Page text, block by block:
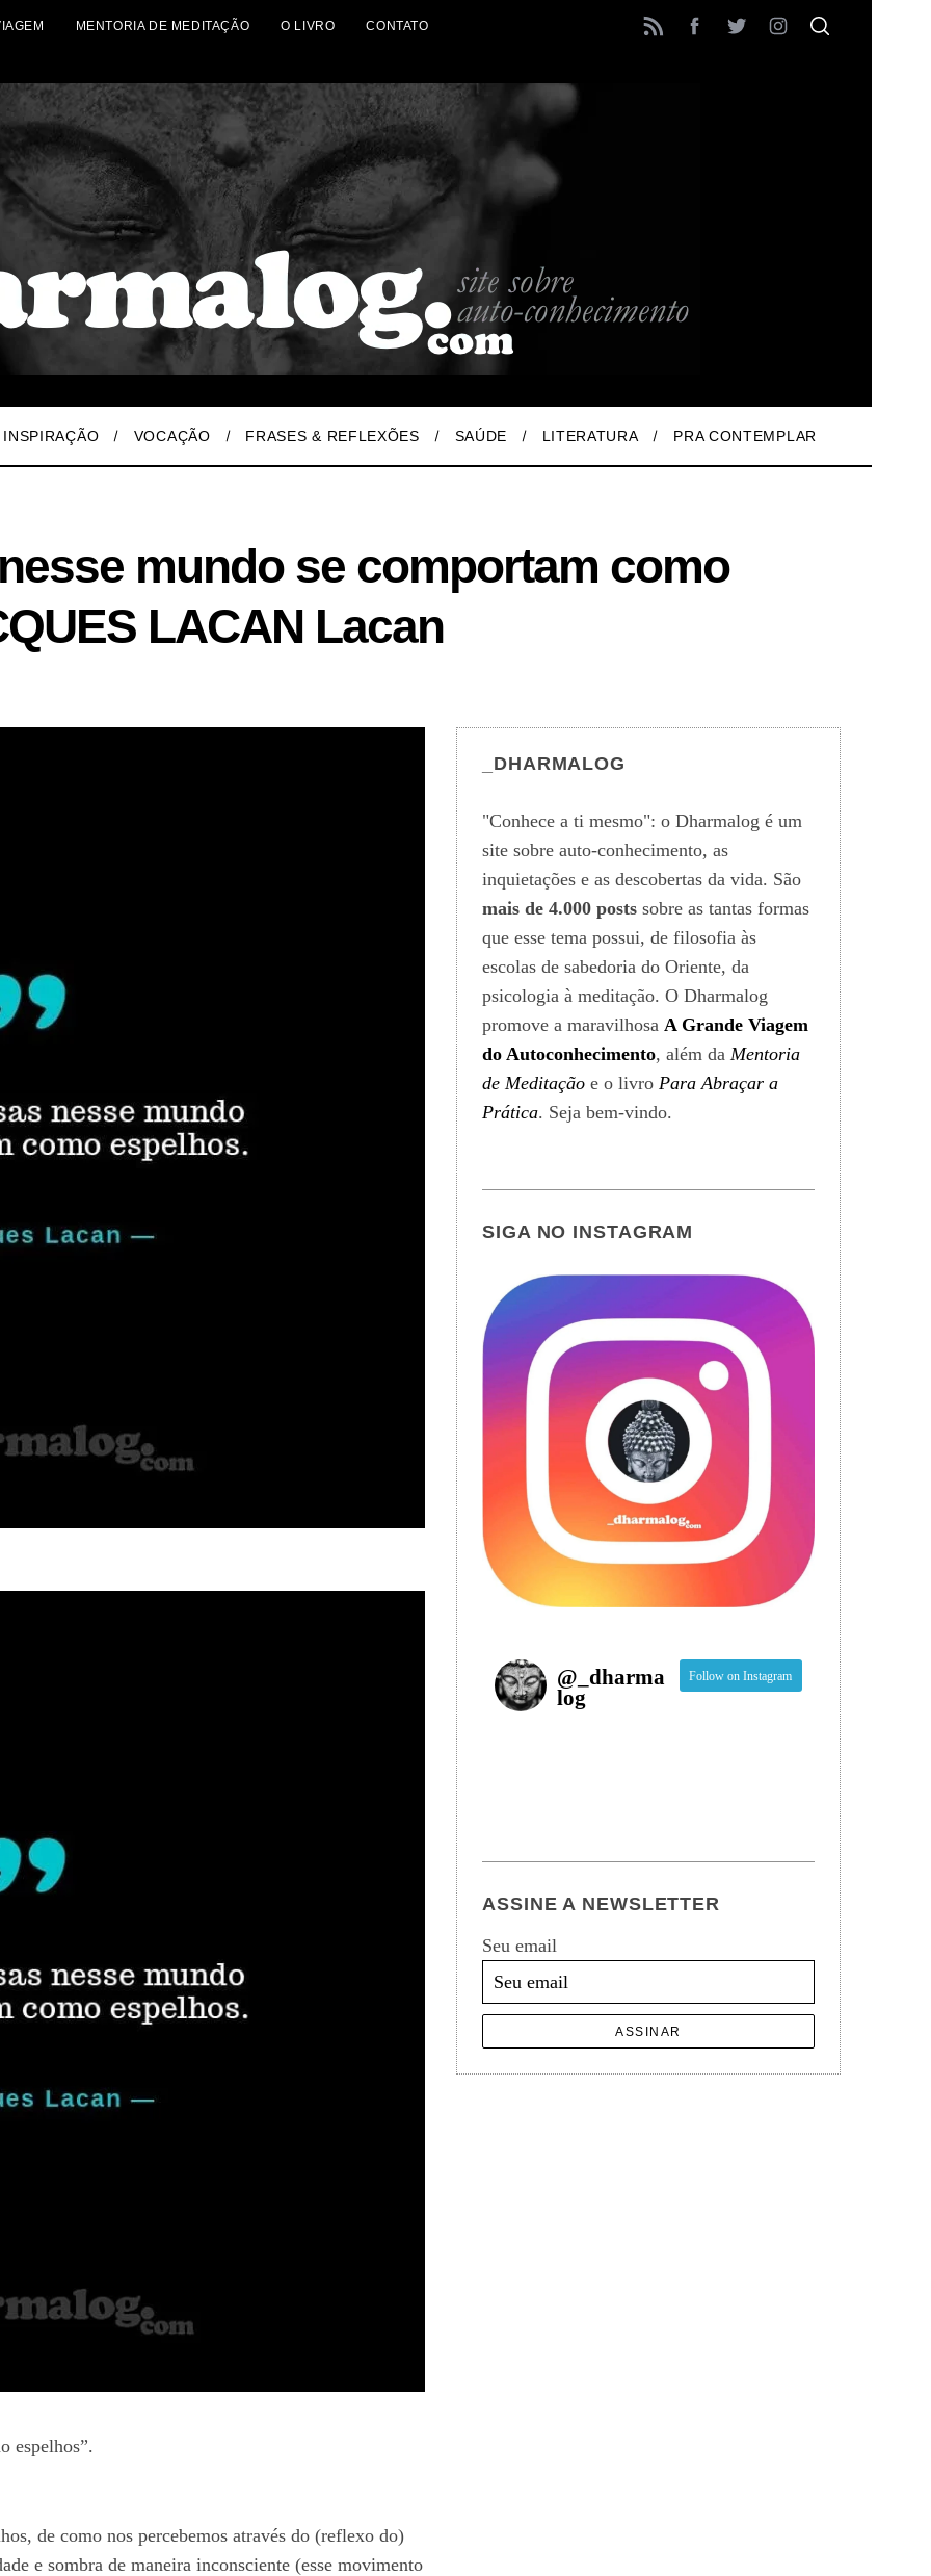
MENTORIA DE MEDITAÇÃO O LIVRO CONTATO
INSPIRAÇÃO VOCAÇÃO FRASES & REFLEXÕES SAÚDE LITERATURA PRA CONTEMPLAR
mundo se comportam como
LACAN Lacan
espelhos”.
de como nos percebemos através do (reflexo do)
e sombra de maneira inconsciente (esse movimento
_DHARMALOG
"Conhece a ti mesmo": o Dharmalog é um
site sobre auto-conhecimento, as
inquietações e as descobertas da vida. São
mais de 4.000 posts sobre as tantas formas
que esse tema possui, de filosofia às
escolas de sabedoria do Oriente, da
psicologia à meditação. O Dharmalog
promove a maravilhosa A Grande Viagem
do Autoconhecimento, além da Mentoria
de Meditação e o livro Para Abraçar a
Prática. Seja bem-vindo.
SIGA NO INSTAGRAM
@ _dharma
log
Follow on Instagram
ASSINE A NEWSLETTER
Seu email
ASSINAR